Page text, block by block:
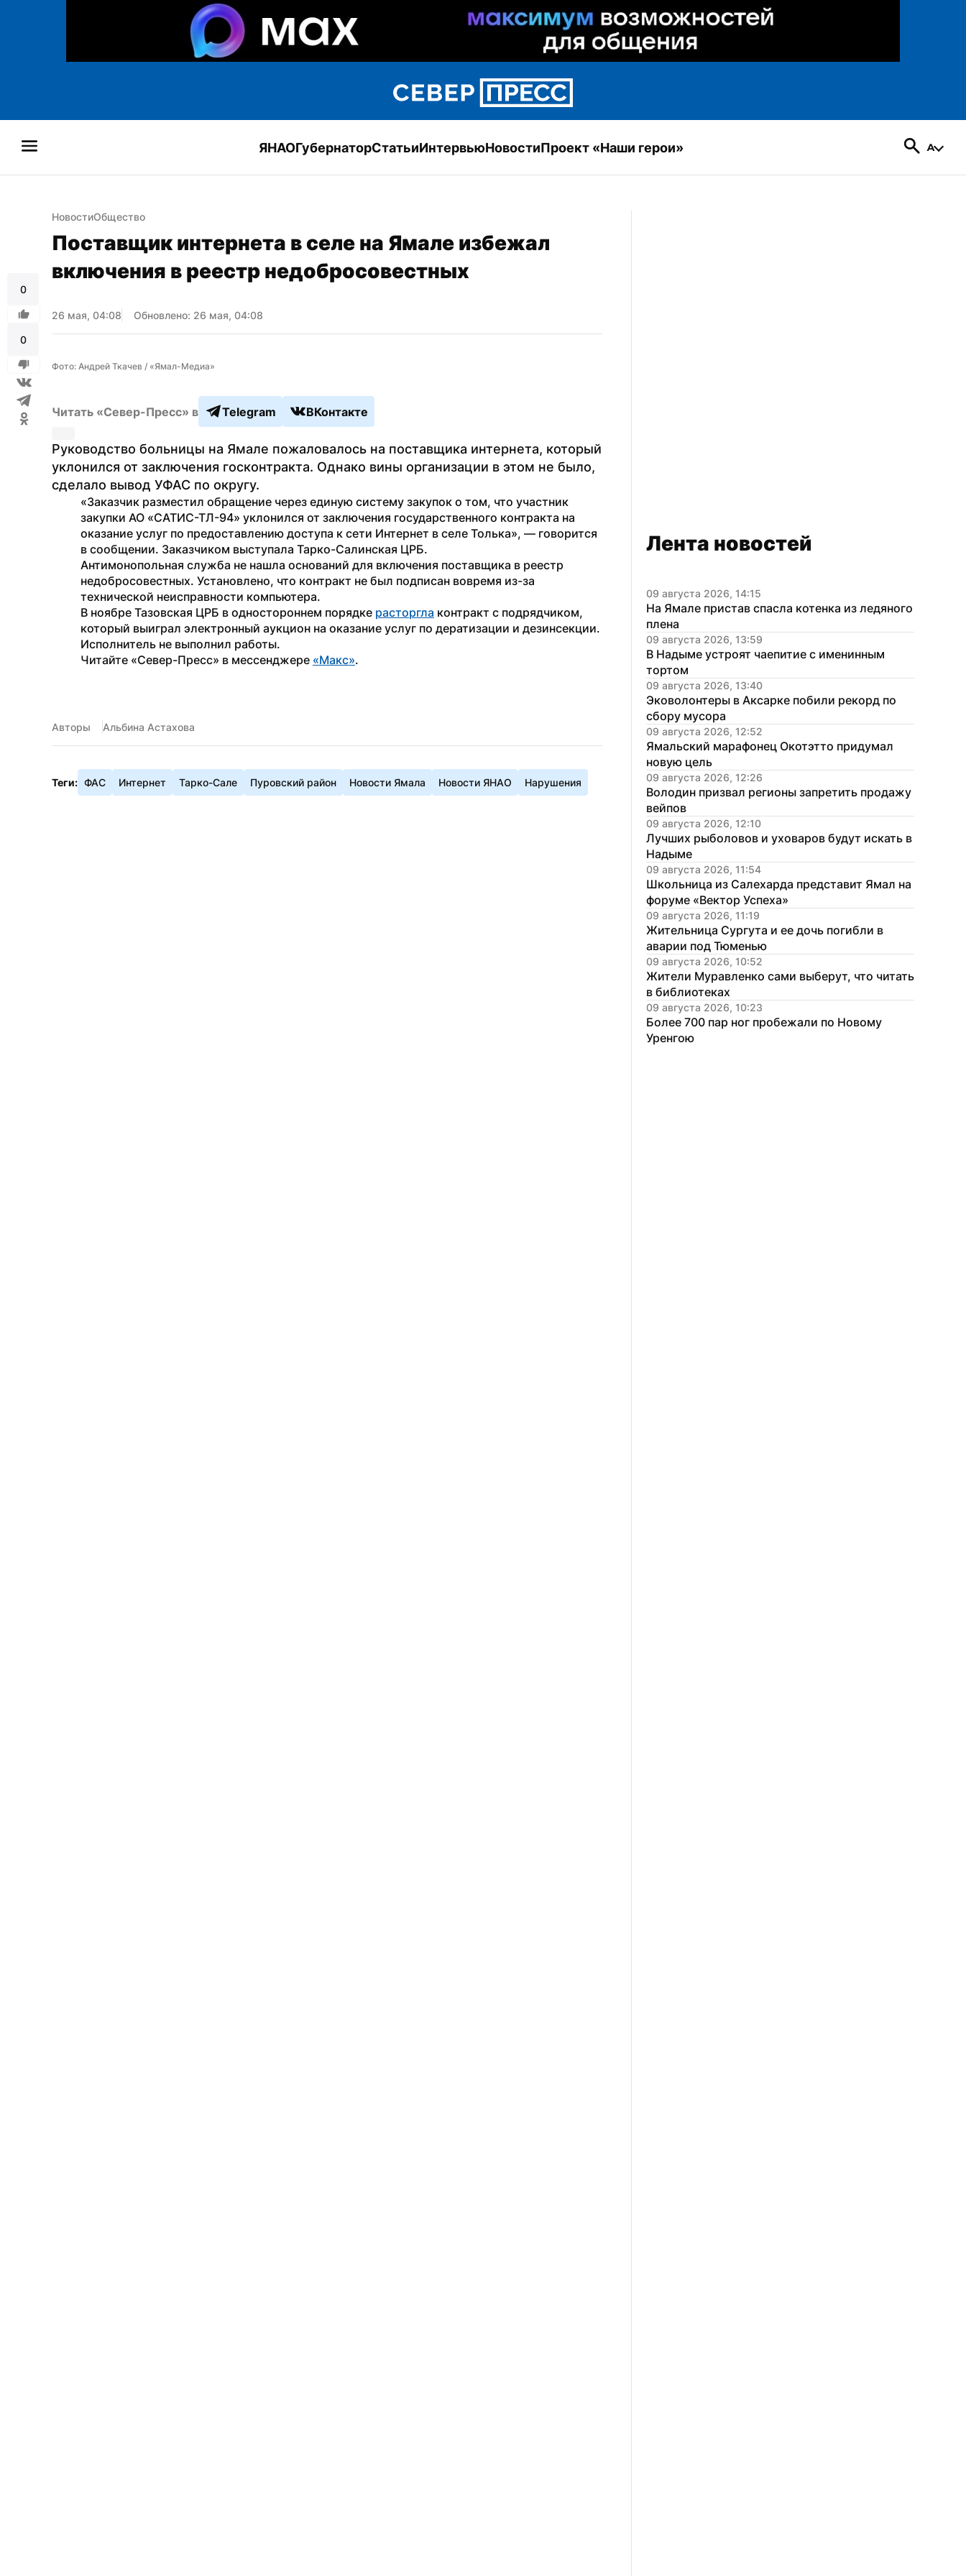
ЯНАОГубернаторСтатьиИнтервьюНовостиПроект «Наши герои»
0
0
НовостиОбщество
Поставщик интернета в селе на Ямале избежал
включения в реестр недобросовестных
26 мая, 04:08 Обновлено: 26 мая, 04:08
Фото: Андрей Ткачев / «Ямал-Медиа»
Читать «Север-Пресс» в Telegram ВКонтакте
Руководство больницы на Ямале пожаловалось на поставщика интернета, который
уклонился от заключения госконтракта. Однако вины организации в этом не было,
сделало вывод УФАС по округу.
«Заказчик разместил обращение через единую систему закупок о том, что участник
закупки АО «САТИС-ТЛ-94» уклонился от заключения государственного контракта на
оказание услуг по предоставлению доступа к сети Интернет в cеле Толька», — говорится
в сообщении. Заказчиком выступала Тарко-Салинская ЦРБ.
Антимонопольная служба не нашла оснований для включения поставщика в реестр
недобросовестных. Установлено, что контракт не был подписан вовремя из-за
технической неисправности компьютера.
В ноябре Тазовская ЦРБ в одностороннем порядке расторгла контракт с подрядчиком,
который выиграл электронный аукцион на оказание услуг по дератизации и дезинсекции.
Исполнитель не выполнил работы.
Читайте «Север-Пресс» в мессенджере «Макс».
Авторы Альбина Астахова
Теги: ФАС Интернет Тарко-Сале Пуровский район Новости Ямала Новости ЯНАО Нарушения
Лента новостей
09 августа 2026, 14:15
На Ямале пристав спасла котенка из ледяного
плена
09 августа 2026, 13:59
В Надыме устроят чаепитие с именинным
тортом
09 августа 2026, 13:40
Эковолонтеры в Аксарке побили рекорд по
сбору мусора
09 августа 2026, 12:52
Ямальский марафонец Окотэтто придумал
новую цель
09 августа 2026, 12:26
Володин призвал регионы запретить продажу
вейпов
09 августа 2026, 12:10
Лучших рыболовов и уховаров будут искать в
Надыме
09 августа 2026, 11:54
Школьница из Салехарда представит Ямал на
форуме «Вектор Успеха»
09 августа 2026, 11:19
Жительница Сургута и ее дочь погибли в
аварии под Тюменью
09 августа 2026, 10:52
Жители Муравленко сами выберут, что читать
в библиотеках
09 августа 2026, 10:23
Более 700 пар ног пробежали по Новому
Уренгою